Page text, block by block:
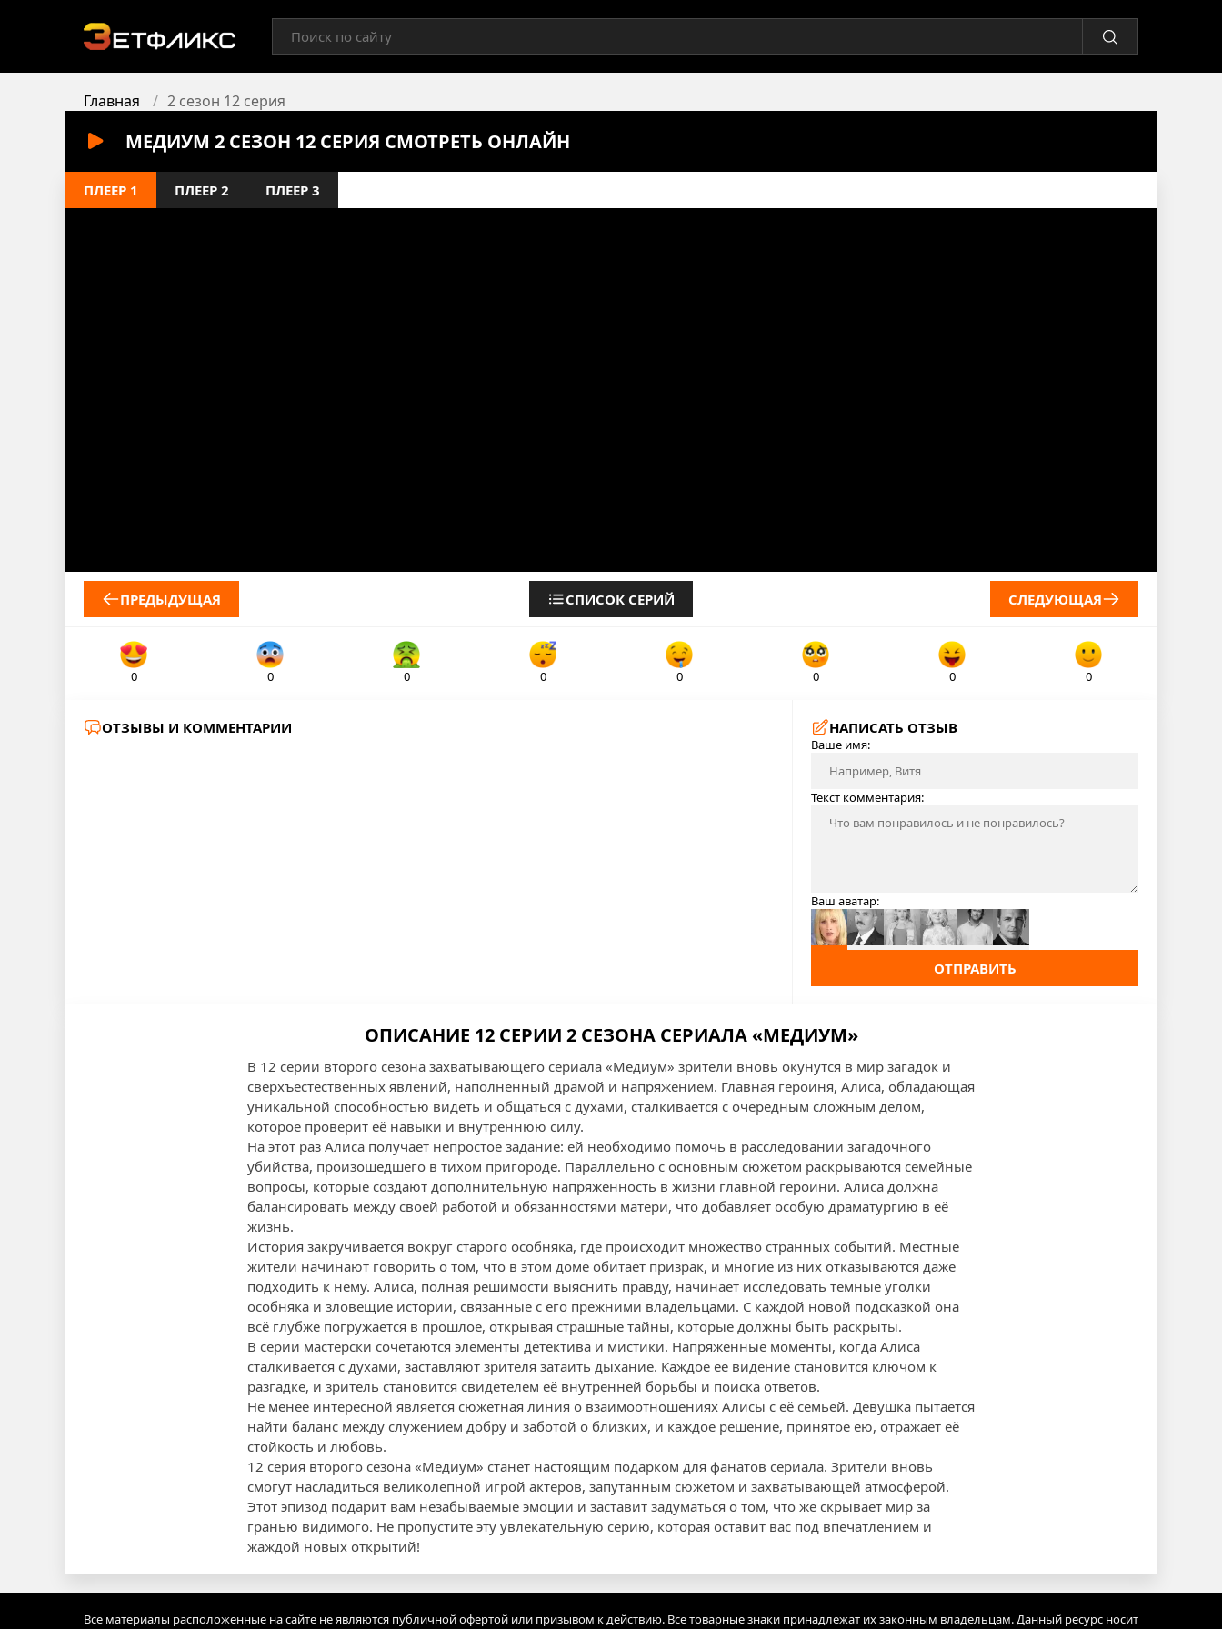
Главная 2 сезон 12 серия
МЕДИУМ 2 СЕЗОН 12 СЕРИЯ СМОТРЕТЬ ОНЛАЙН
ПЛЕЕР 1 ПЛЕЕР 2 ПЛЕЕР 3
ПРЕДЫДУЩАЯ СПИСОК СЕРИЙ СЛЕДУЮЩАЯ
0 0 0 0 0 0 0 0
ОТЗЫВЫ И КОММЕНТАРИИ НАПИСАТЬ ОТЗЫВ
Ваше имя:
Текст комментария:
Ваш аватар:
ОТПРАВИТЬ
ОПИСАНИЕ 12 СЕРИИ 2 СЕЗОНА СЕРИАЛА «МЕДИУМ»
В 12 серии второго сезона захватывающего сериала «Медиум» зрители вновь окунутся в мир загадок и
сверхъестественных явлений, наполненный драмой и напряжением. Главная героиня, Алиса, обладающая
уникальной способностью видеть и общаться с духами, сталкивается с очередным сложным делом,
которое проверит её навыки и внутреннюю силу.
На этот раз Алиса получает непростое задание: ей необходимо помочь в расследовании загадочного
убийства, произошедшего в тихом пригороде. Параллельно с основным сюжетом раскрываются семейные
вопросы, которые создают дополнительную напряженность в жизни главной героини. Алиса должна
балансировать между своей работой и обязанностями матери, что добавляет особую драматургию в её
жизнь.
История закручивается вокруг старого особняка, где происходит множество странных событий. Местные
жители начинают говорить о том, что в этом доме обитает призрак, и многие из них отказываются даже
подходить к нему. Алиса, полная решимости выяснить правду, начинает исследовать темные уголки
особняка и зловещие истории, связанные с его прежними владельцами. С каждой новой подсказкой она
всё глубже погружается в прошлое, открывая страшные тайны, которые должны быть раскрыты.
В серии мастерски сочетаются элементы детектива и мистики. Напряженные моменты, когда Алиса
сталкивается с духами, заставляют зрителя затаить дыхание. Каждое ее видение становится ключом к
разгадке, и зритель становится свидетелем её внутренней борьбы и поиска ответов.
Не менее интересной является сюжетная линия о взаимоотношениях Алисы с её семьей. Девушка пытается
найти баланс между служением добру и заботой о близких, и каждое решение, принятое ею, отражает её
стойкость и любовь.
12 серия второго сезона «Медиум» станет настоящим подарком для фанатов сериала. Зрители вновь
смогут насладиться великолепной игрой актеров, запутанным сюжетом и захватывающей атмосферой.
Этот эпизод подарит вам незабываемые эмоции и заставит задуматься о том, что же скрывает мир за
гранью видимого. Не пропустите эту увлекательную серию, которая оставит вас под впечатлением и
жаждой новых открытий!
Все материалы расположенные на сайте не являются публичной офертой или призывом к действию. Все товарные знаки принадлежат их законным владельцам. Данный ресурс носит